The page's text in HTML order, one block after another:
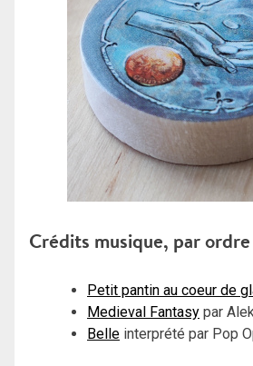
Crédits musique, par
Petit pantin au coeur de
Medieval Fantasy par
Belle interprété par Pop